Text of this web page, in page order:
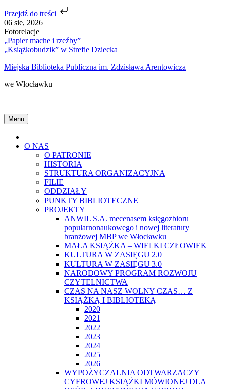
Przejdź do treści
Skip
to
content
06 sie, 2026
Fotorelacje
„Papier mache i rzeźby”
„Książkobudzik” w Strefie Dziecka
Miejska Biblioteka Publiczna im. Zdzisława Arentowicza
we Włocławku
Menu
O NAS
O PATRONIE
HISTORIA
STRUKTURA ORGANIZACYJNA
FILIE
ODDZIAŁY
PUNKTY BIBLIOTECZNE
PROJEKTY
ANWIL S.A. mecenasem księgozbioru
popularnonaukowego i nowej literatury
branżowej MBP we Włocławku
MAŁA KSIĄŻKA – WIELKI CZŁOWIEK
KULTURA W ZASIĘGU 2.0
KULTURA W ZASIĘGU 3.0
NARODOWY PROGRAM ROZWOJU
CZYTELNICTWA
CZAS NA NASZ WOLNY CZAS… Z
KSIĄŻKĄ I BIBLIOTEKĄ
2020
2021
2022
2023
2024
2025
2026
WYPOŻYCZALNIA ODTWARZACZY
CYFROWEJ KSIĄŻKI MÓWIONEJ DLA